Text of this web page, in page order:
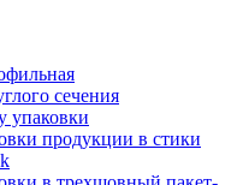
сечения
упаковки
продукции в стики